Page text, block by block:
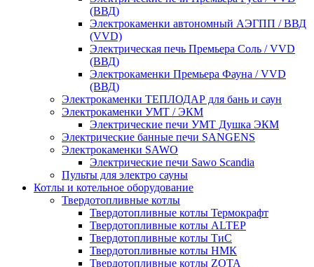
(ВВД)
Электрокаменки автономный АЭГПП / ВВД
(VVD)
Электрическая печь Премьера Соль / VVD
(ВВД)
Электрокаменки Премьера Фауна / VVD
(ВВД)
Электрокаменки ТЕПЛОДАР для бань и саун
Электрокаменки УМТ / ЭКМ
Электрические печи УМТ Душка ЭКМ
Электрические банные печи SANGENS
Электрокаменки SAWO
Электрические печи Sawo Scandia
Пульты для электро сауны
Котлы и котельное оборудование
Твердотопливные котлы
Твердотопливные котлы Термокрафт
Твердотопливные котлы ALTEP
Твердотопливные котлы ТиС
Твердотопливные котлы НМК
Твердотопливные котлы ZOTA